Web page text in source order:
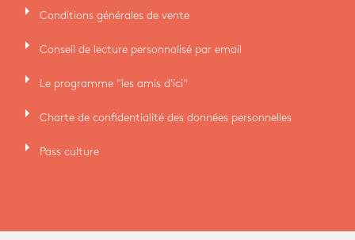
arrow_right Conditions générales de vente
arrow_right Conseil de lecture personnalisé par email
arrow_right Le programme "les amis d'ici"
arrow_right Charte de confidentialité des données personnelles
arrow_right Pass culture